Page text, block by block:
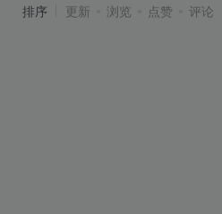
排序 更新 浏览 点赞 评论